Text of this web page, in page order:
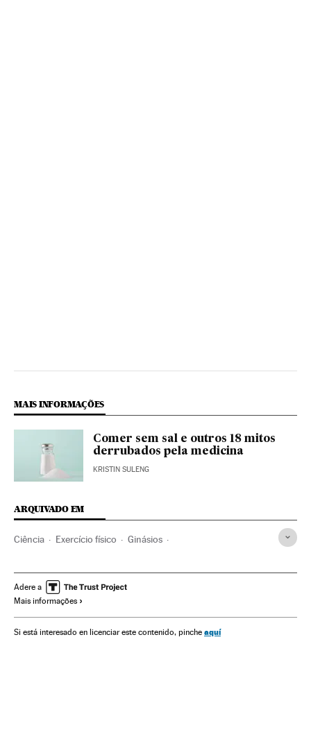
MAIS INFORMAÇÕES
Comer sem sal e outros 18 mitos
derrubados pela medicina
KRISTIN SULENG
ARQUIVADO EM
Ciência Exercício físico Ginásios
Indústria Genética Biologia
Adere a
Mais informações
Si está interesado en licenciar este contenido, pinche aquí